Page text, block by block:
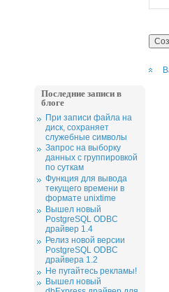
Последние записи в
блоге
При записи файла на
диск, сохраняет
служебные символы
Запрос на выборку
данных с группировкой
по суткам
Функция для вывода
текущего времени в
формате unixtime
Вышел новый
PostgreSQL ODBC
драйвер 1.4
Релиз новой версии
PostgreSQL ODBC
драйвера 1.2
Не пугайтесь рекламы!
Вышел новый